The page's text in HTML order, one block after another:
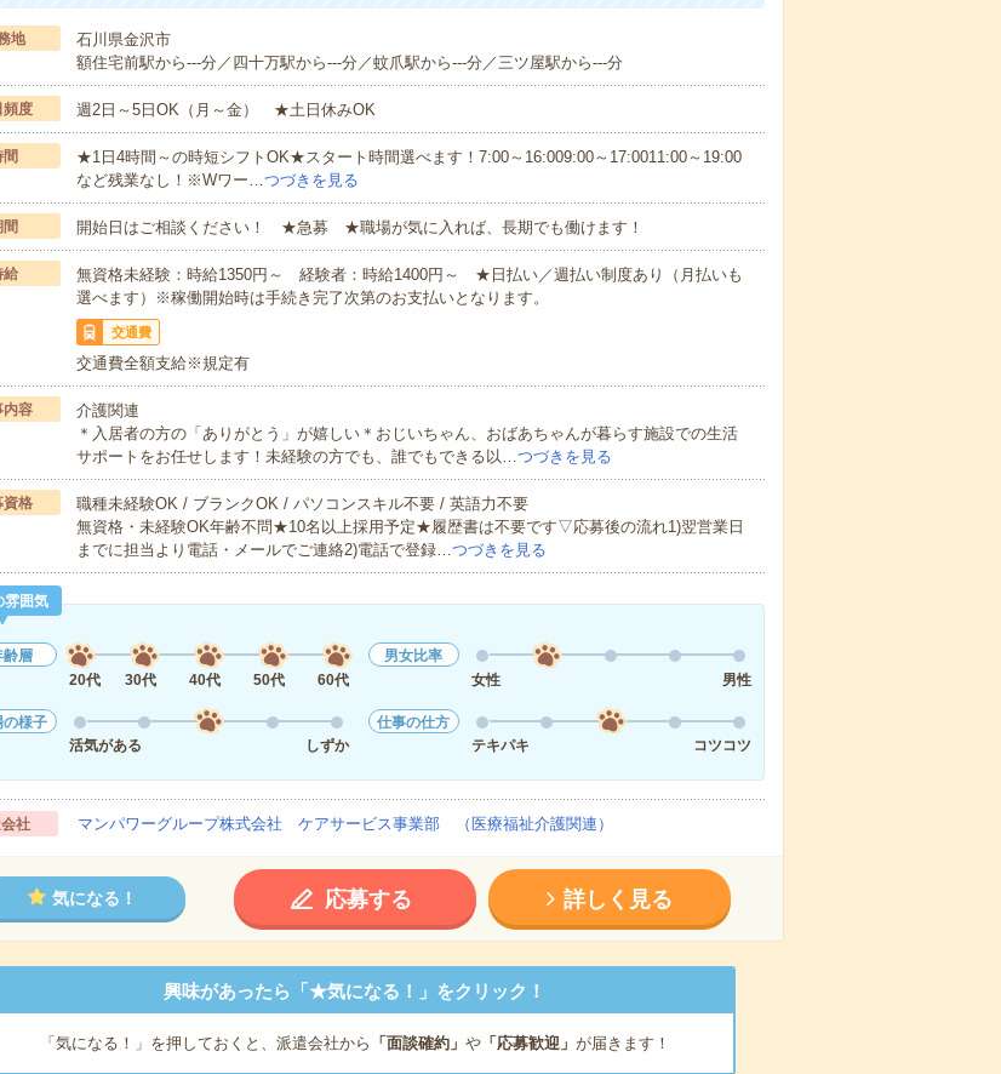
地
石川県金沢市
額住宅前駅から---分／四十万駅から---分／蚊爪駅から---分／三ツ屋駅から---分
頻度 週2日～5日OK（月～金） ★土日休みOK
間
★1日4時間～の時短シフトOK★スタート時間選べます！7:00～16:009:00～17:0011:00～19:00
など残業なし！※Wワー…つづきを見る
間 開始日はご相談ください！ ★急募 ★職場が気に入れば、長期でも働けます！
給
無資格未経験：時給1350円～ 経験者：時給1400円～ ★日払い／週払い制度あり（月払いも
選べます）※稼働開始時は手続き完了次第のお支払いとなります。
交通費
交通費全額支給※規定有
内容
介護関連
＊入居者の方の「ありがとう」が嬉しい＊おじいちゃん、おばあちゃんが暮らす施設での生活
サポートをお任せします！未経験の方でも、誰でもできる以…つづきを見る
資格
職種未経験OK / ブランクOK / パソコンスキル不要 / 英語力不要
無資格・未経験OK年齢不問★10名以上採用予定★履歴書は不要です▽応募後の流れ1)翌営業日
までに担当より電話・メールでご連絡2)電話で登録…つづきを見る
雰囲気
齢層
20代
30代 40代 50代 60代
男女比率
女性
男性
の様子
活気がある
しずか
仕事の仕方
テキパキ
コツコツ
社 マンパワーグループ株式会社 ケアサービス事業部 （医療福祉介護関連）
気になる！ 応募する 詳しく見る
興味があったら「★気になる！」をクリック！
「気になる！」を押しておくと、派遣会社から 「面談確約」 や「応募歓迎」 が届きます！